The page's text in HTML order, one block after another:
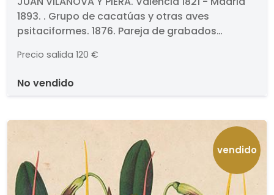
aves psitaciformes
1893. . Grupo de cacatúas y otras aves
psitaciformes. 1876. Pareja de grabados
numerados. Medidas 330 x 235 mm cada uno.
Con paspartú. . Proceden de la obra "Historia
Natural", Montaner y Simón, 1876.
Precio salida 120 €
no vendido
vendido